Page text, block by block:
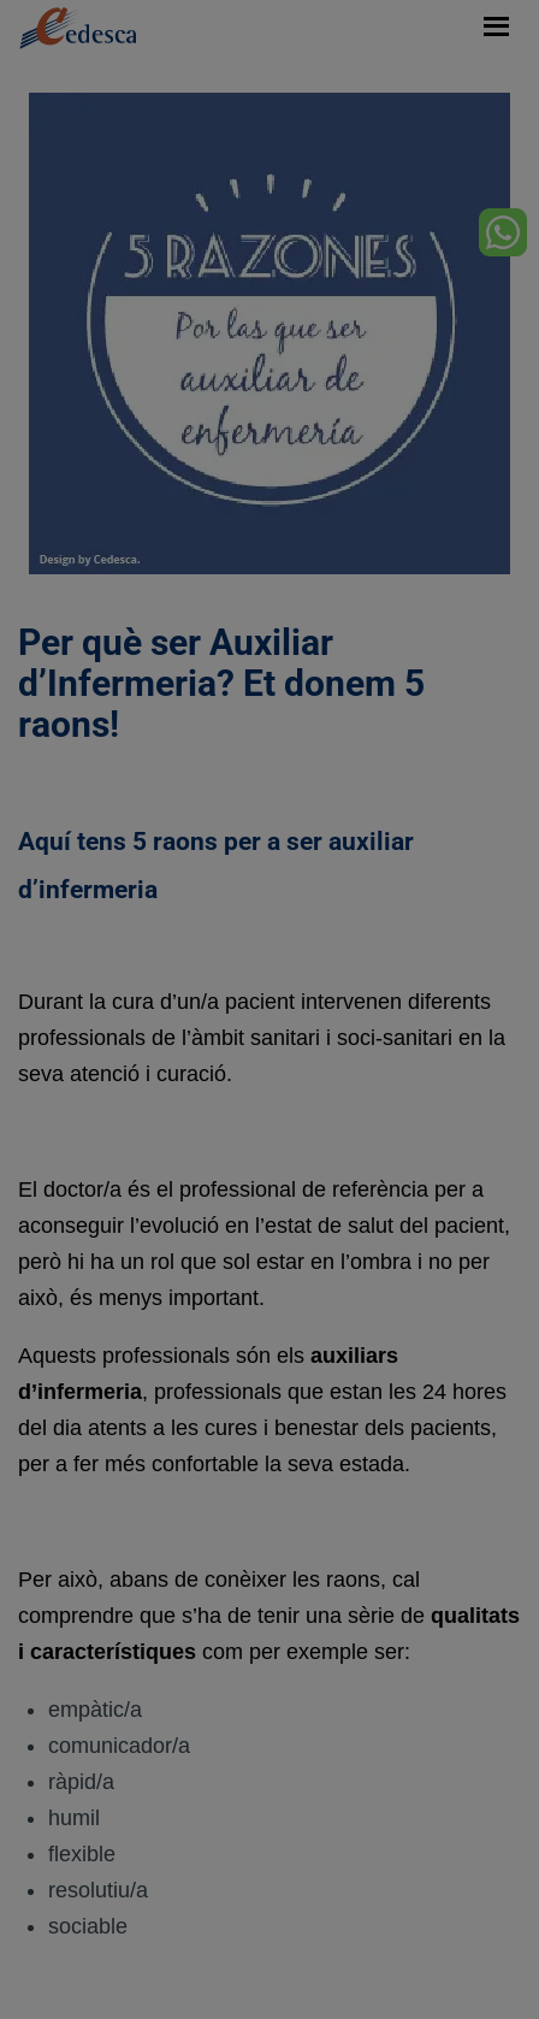
Per què ser Auxiliar
d’Infermeria? Et donem 5
raons!
Aquí tens 5 raons per a ser auxiliar
d’infermeria
Durant la cura d’un/a pacient intervenen diferents
professionals de l’àmbit sanitari i soci-sanitari en la
seva atenció i curació.
El doctor/a és el professional de referència per a
aconseguir l’evolució en l’estat de salut del pacient,
però hi ha un rol que sol estar en l’ombra i no per
això, és menys important.
Aquests professionals són els auxiliars
d’infermeria, professionals que estan les 24 hores
del dia atents a les cures i benestar dels pacients,
per a fer més confortable la seva estada.
Per això, abans de conèixer les raons, cal
comprendre que s’ha de tenir una sèrie de qualitats
i característiques com per exemple ser:
empàtic/a
comunicador/a
ràpid/a
humil
flexible
resolutiu/a
sociable